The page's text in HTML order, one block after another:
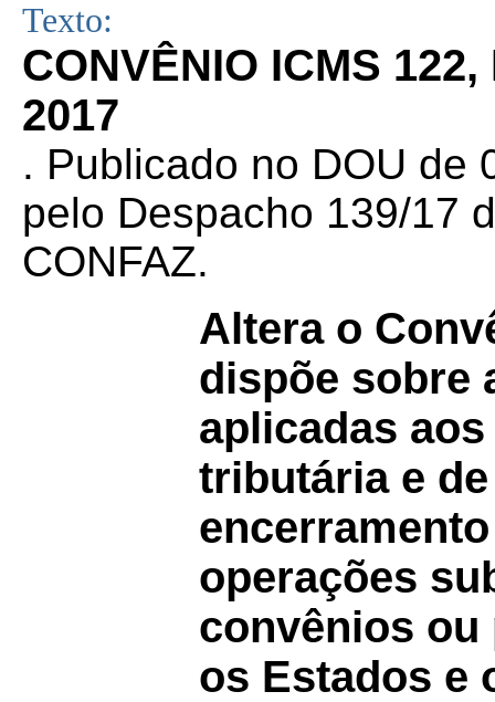
Texto:
CONVÊNIO ICMS
2017
. Publicado no DOU de
pelo Despacho 139/17
CONFAZ.
Altera o
dispõe sobre
aplicadas
tributária e
operações
convênios
os Estados e